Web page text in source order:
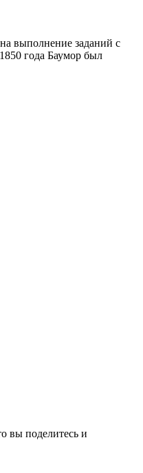
выполнение заданий с
года Баумор был
вы поделитесь и